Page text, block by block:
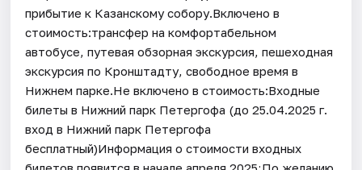
прибытие к Казанскому собору.Включено в
стоимость:трансфер на комфортабельном
автобусе, путевая обзорная экскурсия, пешеходная
экскурсия по Кронштадту, свободное время в
Нижнем парке.Не включено в стоимость:Входные
билеты в Нижний парк Петергофа (до 25.04.2025 г.
вход в Нижний парк Петергофа
бесплатный)Информация о стоимости входных